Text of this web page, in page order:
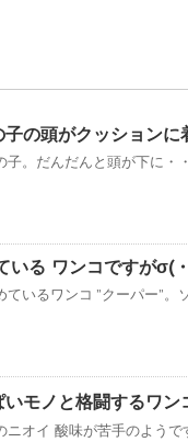
子の頭がクッション
子。だんだんと頭が下に・
いる ワンコですがσ(
いるワンコ ”クーパー”。
モノと格闘するワン
ニオイ 酸味が苦手のようで